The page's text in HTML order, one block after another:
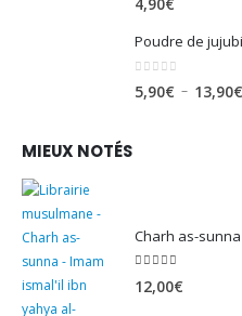
4,90€
Poudre de
5,90€ – 13,90€
MIEUX NOTÉS
12,00€